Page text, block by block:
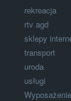
rekreacja
rtv agd
sklepy
transport
uroda
usługi